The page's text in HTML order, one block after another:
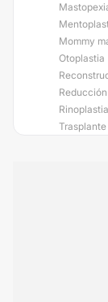
Mommy
Otoplastia
Rinoplastia